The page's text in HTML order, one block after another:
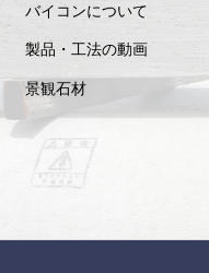
バイコンについて
製品・工法の動画
景観石材